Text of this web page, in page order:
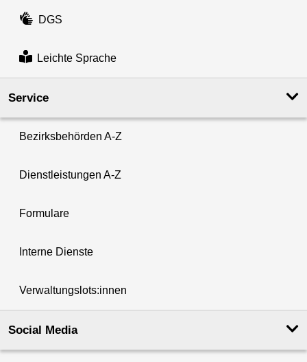
DGS
Leichte Sprache
Service
Bezirksbehörden A-Z
Dienstleistungen A-Z
Formulare
Interne Dienste
Verwaltungslots:innen
Social Media